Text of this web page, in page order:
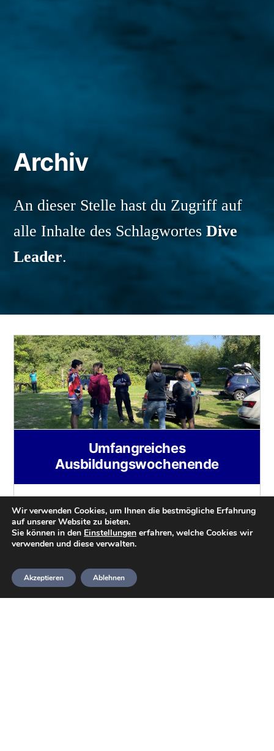
Archiv
An dieser Stelle hast du Zugriff auf
alle Inhalte des Schlagwortes Dive
Leader.
Umfangreiches
Ausbildungswochenende
Das war ja was. Drei Tage Ausbildung
im sonnigen Hemmoor mit Höhen und
Tiefen.
HeideTaucher
Wir verwenden Cookies, um Ihnen die bestmögliche Erfahrung
auf unserer Website zu bieten.
Sie können in den Einstellungen erfahren, welche Cookies wir
verwenden und diese verwalten.
Akzeptieren Ablehnen